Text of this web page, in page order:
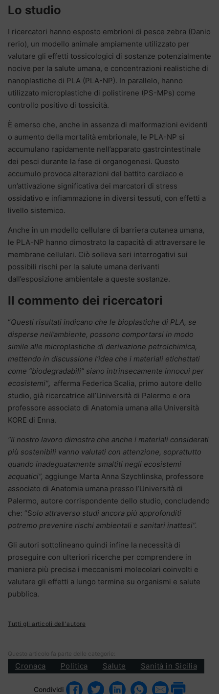
Lo studio
I ricercatori hanno esposto embrioni di pesce zebra (Danio
rerio), un modello animale ampiamente utilizzato per
valutare gli effetti tossicologici di sostanze potenzialmente
nocive per la salute umana, e concentrazioni realistiche di
nanoplastiche di PLA (PLA-NP). In parallelo, hanno
utilizzato microplastiche di polistirene (PS-MPs) come
controllo positivo di tossicità.
È emerso che, anche in assenza di malformazioni evidenti
o aumento della mortalità embrionale, le PLA-NP si
accumulano rapidamente nell’apparato gastrointestinale
dei pesci durante la fase di organogenesi. Questo
accumulo provoca alterazioni del battito cardiaco e
un’attivazione significativa dei marcatori di stress
ossidativo e infiammazione in diversi tessuti, con effetti a
livello sistemico.
Anche in un modello cellulare di barriera cutanea umana,
le PLA-NP hanno dimostrato la capacità di attraversare le
membrane cellulari. Ciò solleva seri interrogativi sui
possibili rischi per la salute umana derivanti
dall’esposizione ambientale a queste sostanze.
Il commento dei ricercatori
“Questi risultati indicano che le bioplastiche di PLA, se
disperse nell’ambiente, possono comportarsi in modo
simile alle microplastiche di derivazione petrolchimica,
mettendo in discussione l’idea che i materiali etichettati
come “biodegradabili” siano intrinsecamente innocui per
ecosistemi”, afferma Federica Scalia, primo autore dello
studio, già ricercatrice all’Università di Palermo e ora
professore associato di Anatomia umana alla Università
KORE di Enna.
“Il nostro lavoro dimostra che anche i materiali considerati
più sostenibili vanno valutati con attenzione, soprattutto
quando inadeguatamente smaltiti negli ecosistemi
acquatici”, aggiunge Marta Anna Szychlinska, professore
associato di Anatomia umana presso l’Università di
Palermo, autore corrispondente dello studio, concludendo
che: “Solo attraverso studi ancora più approfonditi
potremo prevenire rischi ambientali e sanitari inattesi”.
Gli autori sottolineano quindi infine la necessità di
proseguire con ulteriori ricerche per comprendere in
maniera più precisa i meccanismi molecolari coinvolti e
valutare gli effetti a lungo termine su organismi e salute
pubblica.
Tutti gli articoli dell'autore
Questo articolo fa parte delle categorie:
Cronaca Politica Salute Sanità in Sicilia
Condividi